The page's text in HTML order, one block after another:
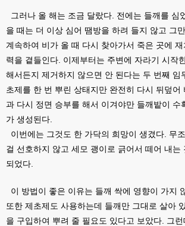
그러나 올 해는 조금 달랐다. 전에는 들깨를 심
을 때는 더 이상 심어 땜방을 하려 들지 않고 그
계속하여 비가 올 때 다시 찾아가서 죽은 곳에
력을 곁들인다. 이제부터는 주변에 자라기 시작
해서든지 제거하지 않으면 안 된다는 두 번째 임
초제를 한 번 뿌린 상태지만 완전히 다시 뒤덮어
과 다시 정면 승부를 해서 이겨야만 들깨밭이 수
가 생성된다.
이번에는 그것도 한 가닥의 희망이 생겼다. 무
걸 선호하지 않고 세모 괭이로 긁어서 떼어 내는
되었다.
이 방법이 좋은 이유는 들깨 싹에 영향이 가지
또한 제초제도 사용하는데 들깨만 그대로 살아
을 구입하여 뿌려 줄 필요도 있다고 보았다. 그